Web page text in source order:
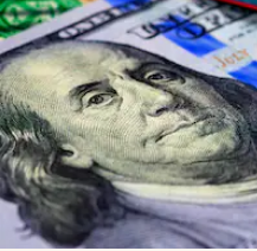
Clima
Mundial 2026
Eventos Corporativos
El Cronista Studio
Mediakit